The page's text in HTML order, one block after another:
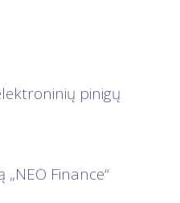
pinigų
Finance“